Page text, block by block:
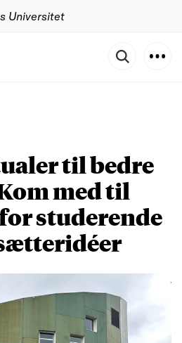
Universitet
til bedre
med til
studerende